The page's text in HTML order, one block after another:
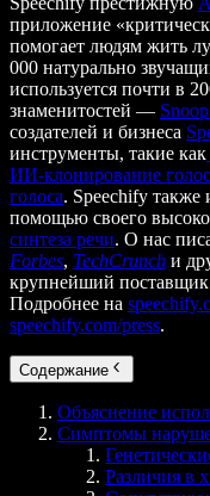
приложение
помогает людям жить
000 натурально
используется почти в
знаменитостей —
создателей и бизнеса
инструменты, такие как
ИИ‑клонирование
голоса. Speechify также
помощью своего
синтеза речи. О нас
Forbes, TechCrunch и
крупнейший поставщик
Подробнее на
speechify.com/press.
Содержание
Объяснение
Симптомы
Различия в